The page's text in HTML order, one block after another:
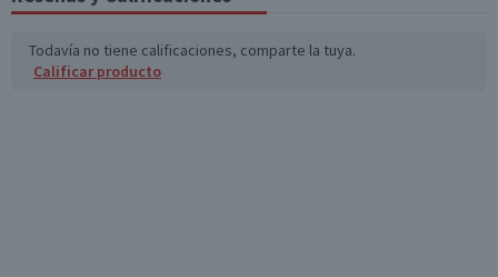
Todavía no tiene calificaciones, comparte la tuya.
Calificar producto